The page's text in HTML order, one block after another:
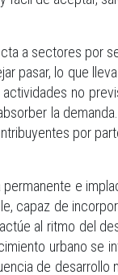
a sectores por
pasar, lo que
no
la
por
e
capaz de
al ritmo del
urbano
de